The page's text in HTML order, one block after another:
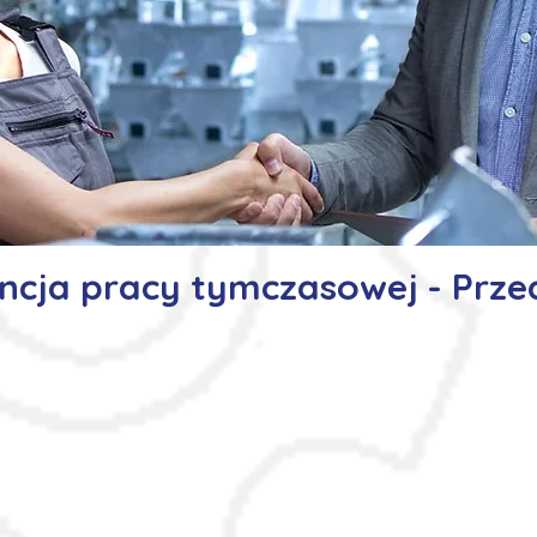
pracy tymczasowej -